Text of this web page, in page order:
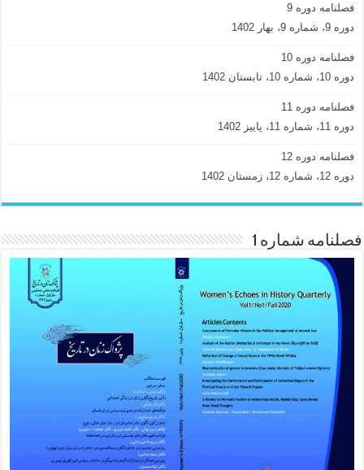
فصلنامه دوره 9
دوره 9، شماره 9، بهار 1402
فصلنامه دوره 10
دوره 10، شماره 10، تابستان 1402
فصلنامه دوره 11
دوره 11، شماره 11، پاییز 1402
فصلنامه دوره 12
دوره 12، شماره 12، زمستان 1402
فصلنامه شماره 1